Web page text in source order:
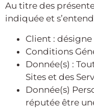
Au titre des
indiquée et
Client :
Conditions
Donnée(s) :
Sites et des
Donnée(s)
réputée être